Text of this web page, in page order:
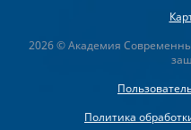
2026 © Академия
Политика